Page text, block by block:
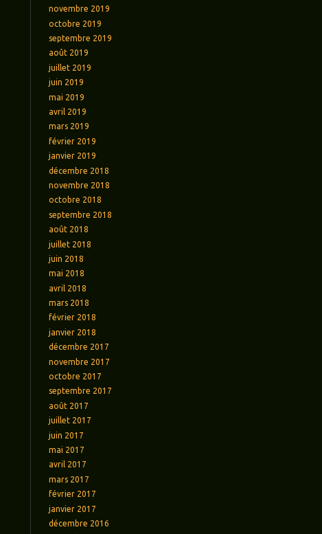
novembre 2019
octobre 2019
septembre 2019
août 2019
juillet 2019
juin 2019
mai 2019
avril 2019
mars 2019
février 2019
janvier 2019
décembre 2018
novembre 2018
octobre 2018
septembre 2018
août 2018
juillet 2018
juin 2018
mai 2018
avril 2018
mars 2018
février 2018
janvier 2018
décembre 2017
novembre 2017
octobre 2017
septembre 2017
août 2017
juillet 2017
juin 2017
mai 2017
avril 2017
mars 2017
février 2017
janvier 2017
décembre 2016